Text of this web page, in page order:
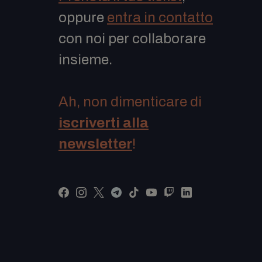
oppure entra in contatto
con noi per collaborare
insieme.
Ah, non dimenticare di
iscriverti alla
newsletter!